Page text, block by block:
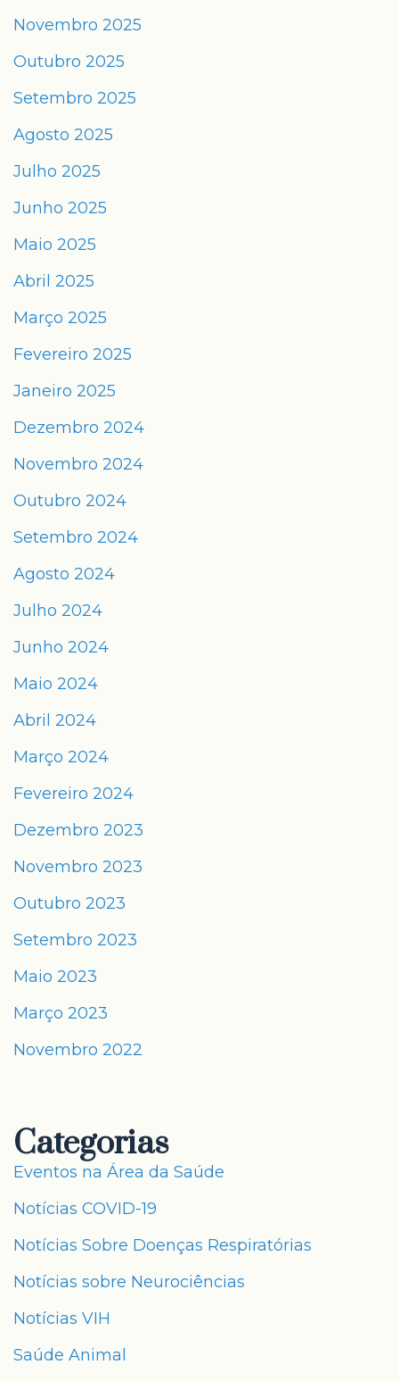
Novembro 2025
Outubro 2025
Setembro 2025
Agosto 2025
Julho 2025
Junho 2025
Maio 2025
Abril 2025
Março 2025
Fevereiro 2025
Janeiro 2025
Dezembro 2024
Novembro 2024
Outubro 2024
Setembro 2024
Agosto 2024
Julho 2024
Junho 2024
Maio 2024
Abril 2024
Março 2024
Fevereiro 2024
Dezembro 2023
Novembro 2023
Outubro 2023
Setembro 2023
Maio 2023
Março 2023
Novembro 2022
Categorias
Eventos na Área da Saúde
Notícias COVID-19
Notícias Sobre Doenças Respiratórias
Notícias sobre Neurociências
Notícias VIH
Saúde Animal